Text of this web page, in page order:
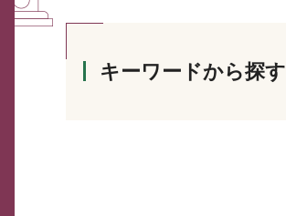
キーワードから探す